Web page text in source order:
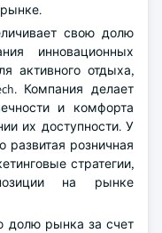
свою долю
инновационных
активного отдыха,
Компания делает
и комфорта
их доступности. У
развитая розничная
стратегии,
на рынке
долю рынка за счет